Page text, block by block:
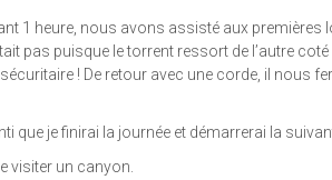
1 heure, nous avons assisté aux premières
pas puisque le torrent ressort de l’autre
! De retour avec une corde, il nous
que je finirai la journée et démarrerai la
visiter un canyon.